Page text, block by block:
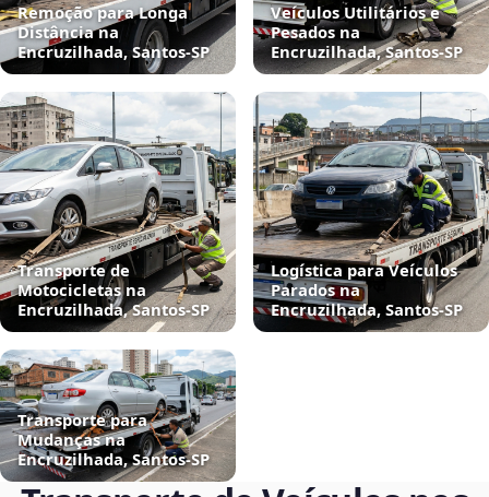
Remoção para Longa
Distância na
Encruzilhada, Santos‑SP
Veículos Utilitários e
Pesados na
Encruzilhada, Santos‑SP
Transporte de
Motocicletas na
Encruzilhada, Santos‑SP
Logística para Veículos
Parados na
Encruzilhada, Santos‑SP
Transporte para
Mudanças na
Encruzilhada, Santos‑SP